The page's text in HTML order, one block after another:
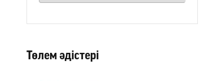
Төлем әдістері